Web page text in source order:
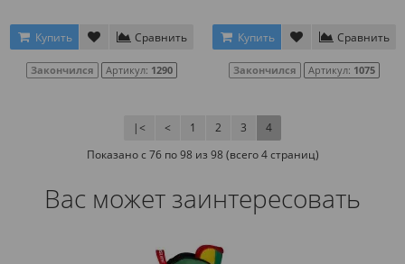
Купить Сравнить
Закончился Артикул: 1290
Купить Сравнить
Закончился Артикул: 1075
|< < 1 2 3 4
Показано с 76 по 98 из 98 (всего 4 страниц)
Вас может заинтересовать